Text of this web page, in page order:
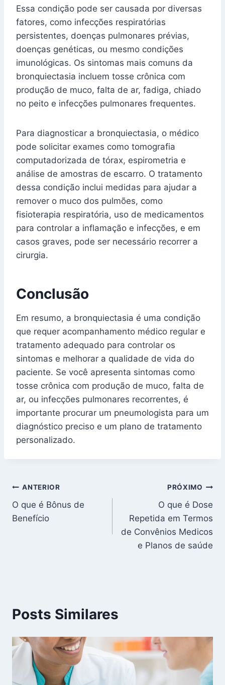
Essa condição pode ser causada por diversas
fatores, como infecções respiratórias
persistentes, doenças pulmonares prévias,
doenças genéticas, ou mesmo condições
imunológicas. Os sintomas mais comuns da
bronquiectasia incluem tosse crônica com
produção de muco, falta de ar, fadiga, chiado
no peito e infecções pulmonares frequentes.
Para diagnosticar a bronquiectasia, o médico
pode solicitar exames como tomografia
computadorizada de tórax, espirometria e
análise de amostras de escarro. O tratamento
dessa condição inclui medidas para ajudar a
remover o muco dos pulmões, como
fisioterapia respiratória, uso de medicamentos
para controlar a inflamação e infecções, e em
casos graves, pode ser necessário recorrer a
cirurgia.
Conclusão
Em resumo, a bronquiectasia é uma condição
que requer acompanhamento médico regular e
tratamento adequado para controlar os
sintomas e melhorar a qualidade de vida do
paciente. Se você apresenta sintomas como
tosse crônica com produção de muco, falta de
ar, ou infecções pulmonares recorrentes, é
importante procurar um pneumologista para um
diagnóstico preciso e um plano de tratamento
personalizado.
Navegação
de
ANTERIOR
O que é Bônus de
Benefício
PRÓXIMO
O que é Dose
Repetida em Termos
de Convênios Medicos
e Planos de saúde
Posts Similares